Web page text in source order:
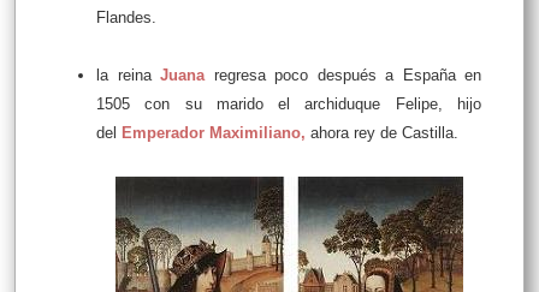
Flandes.
la reina Juana regresa poco después a España en
1505 con su marido el archiduque Felipe, hijo
del Emperador Maximiliano, ahora rey de Castilla.